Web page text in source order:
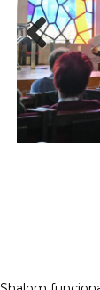
Previous